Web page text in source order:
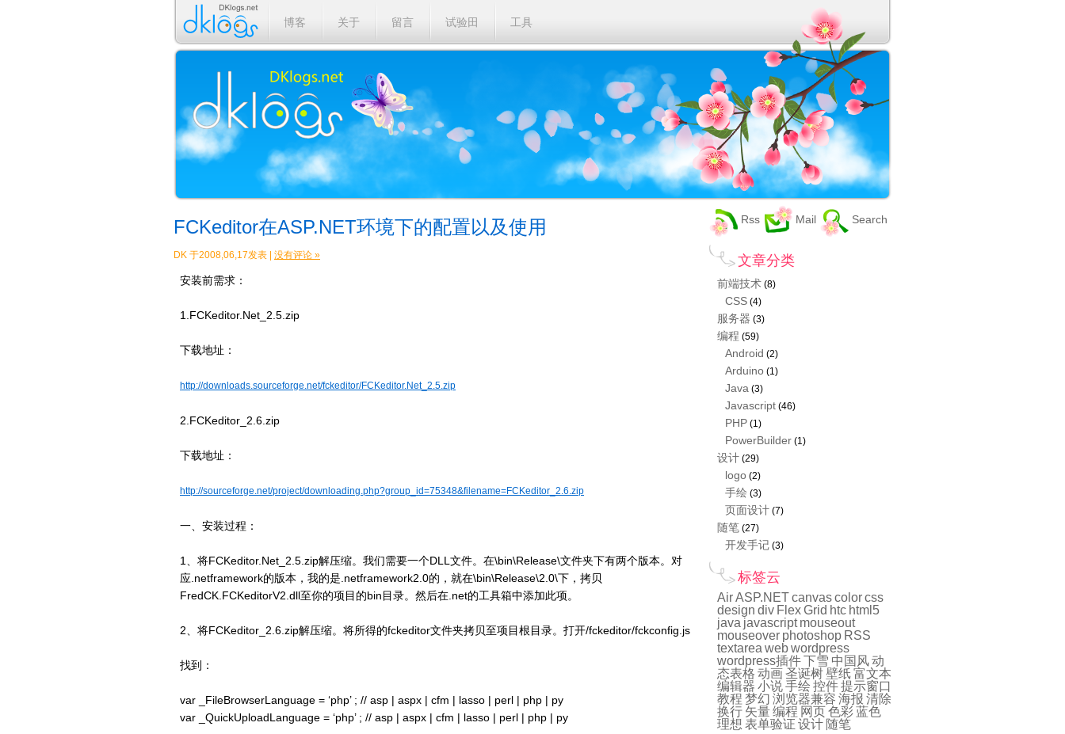
博客 关于 留言 试验田 工具
FCKeditor在ASP.NET环境下的配置以及使用
DK 于2008,06,17发表 | 没有评论 »
安装前需求：
1.FCKeditor.Net_2.5.zip
下载地址：
http://downloads.sourceforge.net/fckeditor/FCKeditor.Net_2.5.zip
2.FCKeditor_2.6.zip
下载地址：
http://sourceforge.net/project/downloading.php?group_id=75348&filename=FCKeditor_2.6.zip
一、安装过程：
1、将FCKeditor.Net_2.5.zip解压缩。我们需要一个DLL文件。在\bin\Release\文件夹下有两个版本。对
应.netframework的版本，我的是.netframework2.0的，就在\bin\Release\2.0\下，拷贝
FredCK.FCKeditorV2.dll至你的项目的bin目录。然后在.net的工具箱中添加此项。
2、将FCKeditor_2.6.zip解压缩。将所得的fckeditor文件夹拷贝至项目根目录。打开/fckeditor/fckconfig.js
找到：
var _FileBrowserLanguage = ‘php’ ; // asp | aspx | cfm | lasso | perl | php | py
var _QuickUploadLanguage = ‘php’ ; // asp | aspx | cfm | lasso | perl | php | py
Rss Mail Search
文章分类
前端技术 (8)
CSS (4)
服务器 (3)
编程 (59)
Android (2)
Arduino (1)
Java (3)
Javascript (46)
PHP (1)
PowerBuilder (1)
设计 (29)
logo (2)
手绘 (3)
页面设计 (7)
随笔 (27)
开发手记 (3)
标签云
AirASP.NETcanvascolorcss
design div FlexGrid htc html5
java javascript mouseout
mouseover photoshop RSS
textarea webwordpress
wordpress插件下雪 中国风动
态表格 动画圣诞树 壁纸富文本
编辑器 小说手绘 控件提示窗口
教程 梦幻 浏览器兼容 海报 清除
换行 矢量编程 网页色彩蓝色
理想 表单验证 设计 随笔